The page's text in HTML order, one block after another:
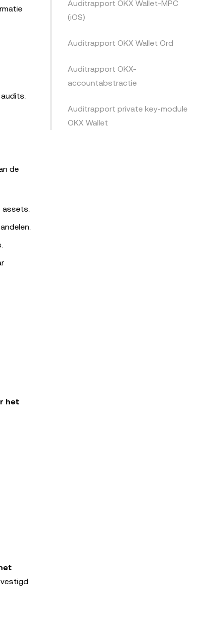
de
assets.
het
Auditrapport OKX Wallet-MPC
(iOS)
Auditrapport OKX Wallet Ord
Auditrapport OKX-
accountabstractie
Auditrapport private key-module
OKX Wallet